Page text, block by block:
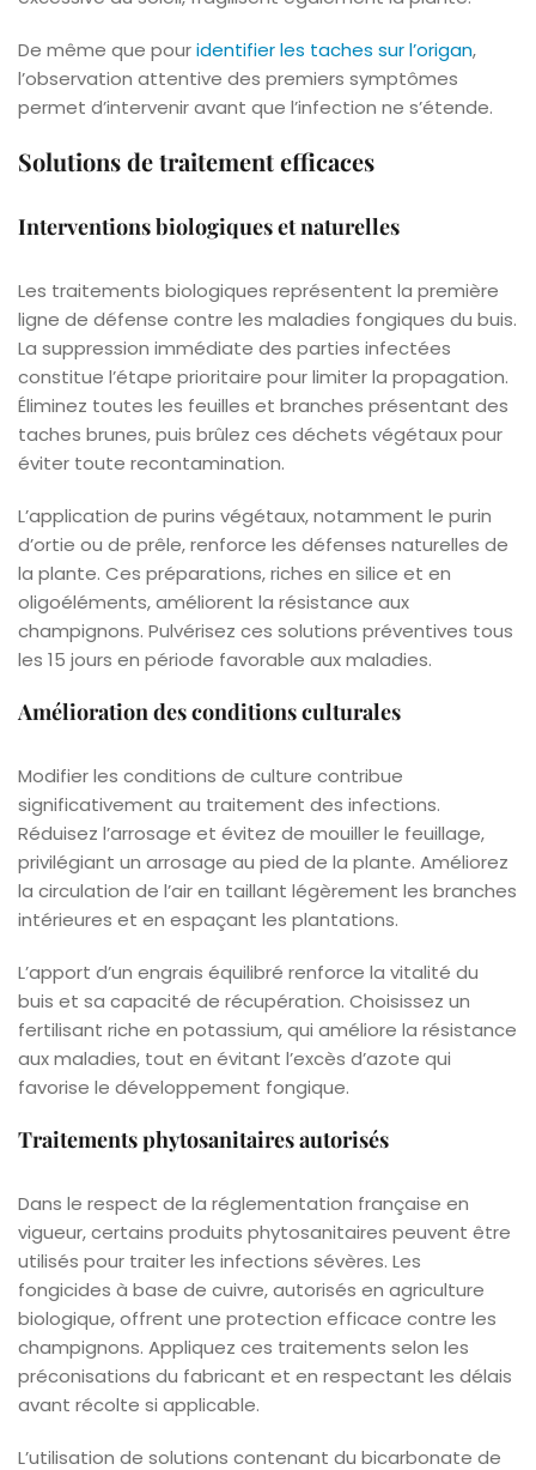
De même que pouridentifier les taches sur l’origan,
l’observation attentive des premiers symptômes
permet d’intervenir avant que l’infection ne s’étende.
Solutions de traitement efficaces
Interventions biologiques et naturelles
Les traitements biologiques représentent la première
ligne de défense contre les maladies fongiques du buis.
La suppression immédiate des parties infectées
constitue l’étape prioritaire pour limiter la propagation.
Éliminez toutes les feuilles et branches présentant des
taches brunes, puis brûlez ces déchets végétaux pour
éviter toute recontamination.
L’application de purins végétaux, notamment le purin
d’ortie ou de prêle, renforce les défenses naturelles de
la plante. Ces préparations, riches en silice et en
oligoéléments, améliorent la résistance aux
champignons. Pulvérisez ces solutions préventives tous
les 15 jours en période favorable aux maladies.
Amélioration des conditions culturales
Modifier les conditions de culture contribue
significativement au traitement des infections.
Réduisez l’arrosage et évitez de mouiller le feuillage,
privilégiant un arrosage au pied de la plante. Améliorez
la circulation de l’air en taillant légèrement les branches
intérieures et en espaçant les plantations.
L’apport d’un engrais équilibré renforce la vitalité du
buis et sa capacité de récupération. Choisissez un
fertilisant riche en potassium, qui améliore la résistance
aux maladies, tout en évitant l’excès d’azote qui
favorise le développement fongique.
Traitements phytosanitaires autorisés
Dans le respect de la réglementation française en
vigueur, certains produits phytosanitaires peuvent être
utilisés pour traiter les infections sévères. Les
fongicides à base de cuivre, autorisés en agriculture
biologique, offrent une protection efficace contre les
champignons. Appliquez ces traitements selon les
préconisations du fabricant et en respectant les délais
avant récolte si applicable.
L’utilisation de solutions contenant du bicarbonate de